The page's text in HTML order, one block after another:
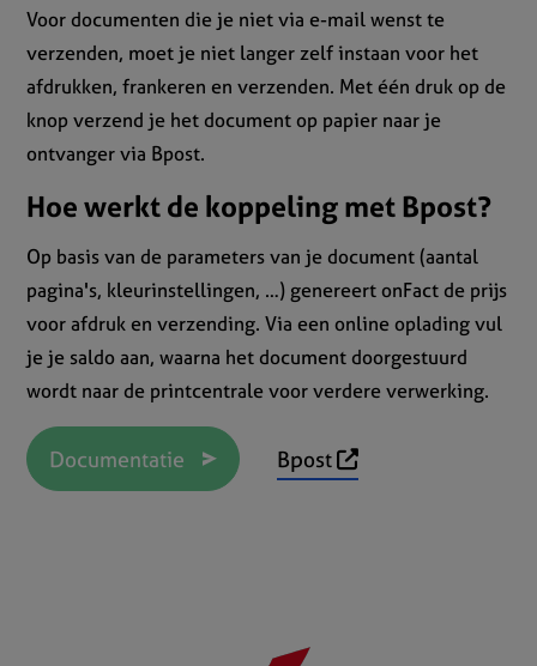
Voor documenten die je niet via e-mail wenst te
verzenden, moet je niet langer zelf instaan voor het
afdrukken, frankeren en verzenden. Met één druk op de
knop verzend je het document op papier naar je
ontvanger via Bpost.
Hoe werkt de koppeling met Bpost?
Op basis van de parameters van je document (aantal
pagina's, kleurinstellingen, …) genereert onFact de prijs
voor afdruk en verzending. Via een online oplading vul
je je saldo aan, waarna het document doorgestuurd
wordt naar de printcentrale voor verdere verwerking.
Documentatie Bpost